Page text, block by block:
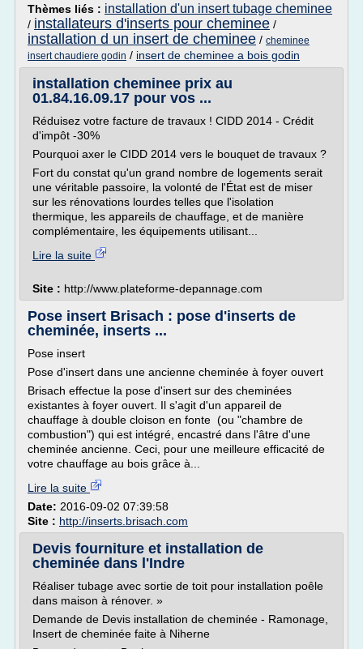
Thèmes liés : installation d'un insert tubage cheminee
/ installateurs d'inserts pour cheminee /
installation d un insert de cheminee / cheminee
insert chaudiere godin / insert de cheminee a bois godin
installation cheminee prix au
01.84.16.09.17 pour vos ...
Réduisez votre facture de travaux ! CIDD 2014 - Crédit
d'impôt -30%
Pourquoi axer le CIDD 2014 vers le bouquet de travaux ?
Fort du constat qu'un grand nombre de logements serait
une véritable passoire, la volonté de l'État est de miser
sur les rénovations lourdes telles que l'isolation
thermique, les appareils de chauffage, et de manière
complémentaire, les équipements utilisant...
Lire la suite
Site : http://www.plateforme-depannage.com
Pose insert Brisach : pose d'inserts de
cheminée, inserts ...
Pose insert
Pose d'insert dans une ancienne cheminée à foyer ouvert
Brisach effectue la pose d'insert sur des cheminées
existantes à foyer ouvert. Il s'agit d'un appareil de
chauffage à double cloison en fonte (ou "chambre de
combustion") qui est intégré, encastré dans l'âtre d'une
cheminée ancienne. Ceci, pour une meilleure efficacité de
votre chauffage au bois grâce à...
Lire la suite
Date: 2016-09-02 07:39:58
Site : http://inserts.brisach.com
Devis fourniture et installation de
cheminée dans l'Indre
Réaliser tubage avec sortie de toit pour installation poêle
dans maison à rénover. »
Demande de Devis installation de cheminée - Ramonage,
Insert de cheminée faite à Niherne